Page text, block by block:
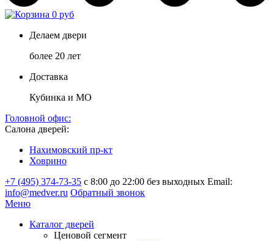
0 руб
Делаем двери
более 20 лет
Доставка
Кубинка и МО
Головной офис:
Салона дверей:
Нахимовский пр-кт
Ховрино
+7 (495) 374-73-35 с 8:00 до 22:00 без выходных Email:
info@medver.ru Обратный звонок
Меню
Каталог дверей
Ценовой сегмент